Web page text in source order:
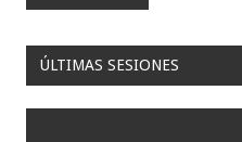
ÚLTIMAS SESIONES